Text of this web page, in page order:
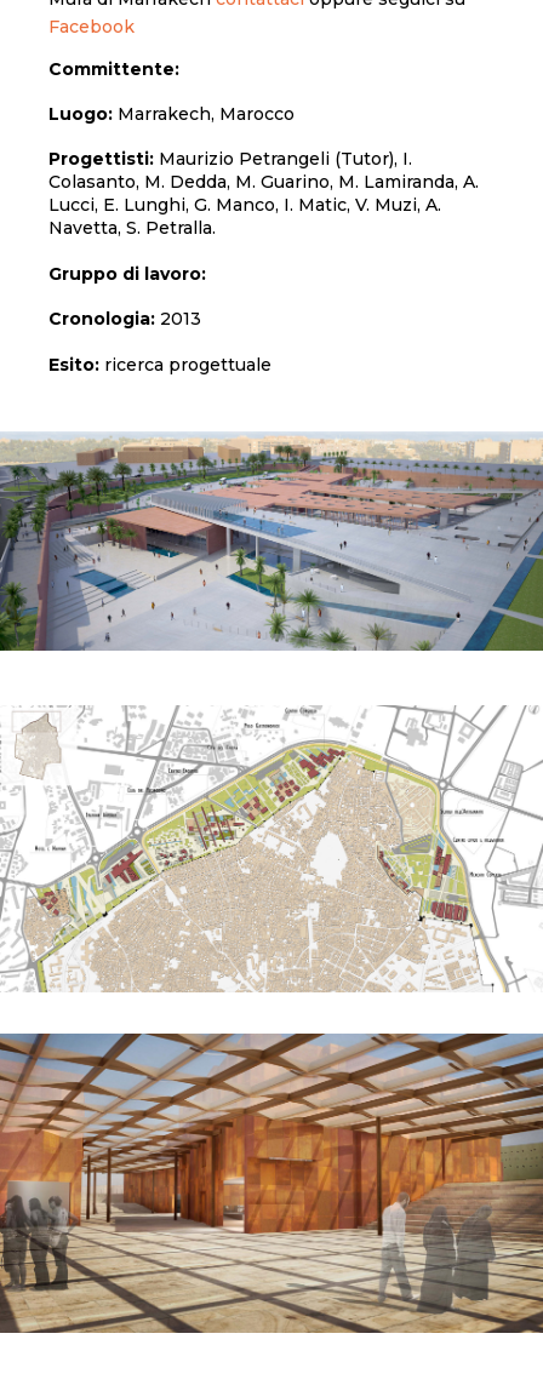
Facebook
Committente:
Luogo: Marrakech, Marocco
Progettisti: Maurizio Petrangeli (Tutor), I.
Colasanto, M. Dedda, M. Guarino, M. Lamiranda, A.
Lucci, E. Lunghi, G. Manco, I. Matic, V. Muzi, A.
Navetta, S. Petralla.
Gruppo di lavoro:
Cronologia: 2013
Esito: ricerca progettuale